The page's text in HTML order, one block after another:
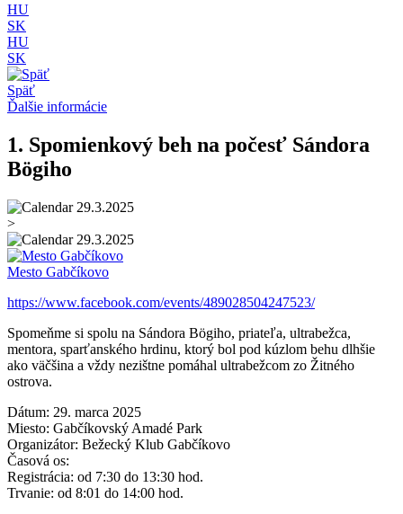
HU
SK
HU
SK
Späť
Ďalšie informácie
1. Spomienkový beh na počesť Sándora
Bögiho
29.3.2025
>
29.3.2025
Mesto Gabčíkovo
https://www.facebook.com/events/489028504247523/
Spomeňme si spolu na Sándora Bögiho, priateľa, ultrabežca,
mentora, sparťanského hrdinu, ktorý bol pod kúzlom behu dlhšie
ako väčšina a vždy nezištne pomáhal ultrabežcom zo Žitného
ostrova.
Dátum: 29. marca 2025
Miesto: Gabčíkovský Amadé Park
Organizátor: Bežecký Klub Gabčíkovo
Časová os:
Registrácia: od 7:30 do 13:30 hod.
Trvanie: od 8:01 do 14:00 hod.